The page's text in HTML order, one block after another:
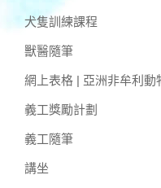
犬隻訓練課程
獸醫隨筆
網上表格 | 亞洲非牟利動
義工獎勵計劃
義工隨筆
講坐